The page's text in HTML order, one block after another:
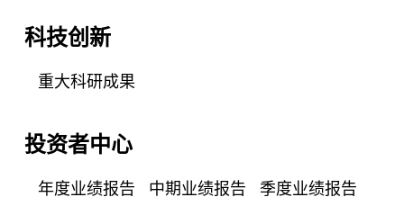
科技创新
重大科研成果
投资者中心
年度业绩报告 中期业绩报告
季度业绩报告